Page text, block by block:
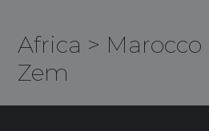
Africa > Marocco
Zem